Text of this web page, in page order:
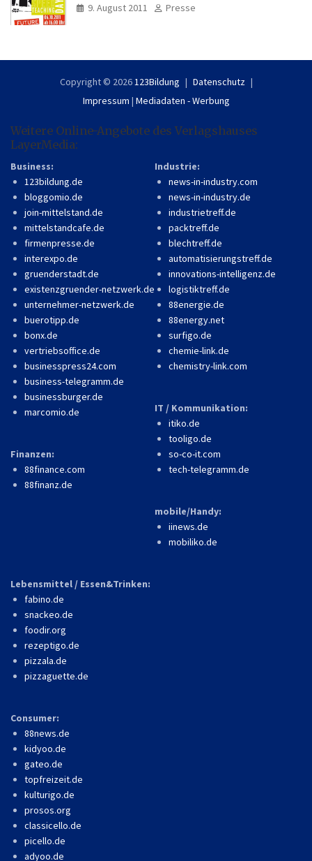
9. August 2011 Presse
Copyright © 2026123Bildung
Datenschutz
Impressum | Mediadaten - Werbung
Weitere Online-Angebote des Verlagshauses
LayerMedia:
Business:
123bildung.de
bloggomio.de
join-mittelstand.de
mittelstandcafe.de
firmenpresse.de
interexpo.de
gruenderstadt.de
existenzgruender-netzwerk.de
unternehmer-netzwerk.de
buerotipp.de
bonx.de
vertriebsoffice.de
businesspress24.com
business-telegramm.de
businessburger.de
marcomio.de
Finanzen:
88finance.com
88finanz.de
Industrie:
news-in-industry.com
news-in-industry.de
industrietreff.de
packtreff.de
blechtreff.de
automatisierungstreff.de
innovations-intelligenz.de
logistiktreff.de
88energie.de
88energy.net
surfigo.de
chemie-link.de
chemistry-link.com
IT / Kommunikation:
itiko.de
tooligo.de
so-co-it.com
tech-telegramm.de
mobile/Handy:
iinews.de
mobiliko.de
Lebensmittel / Essen&Trinken:
fabino.de
snackeo.de
foodir.org
rezeptigo.de
pizzala.de
pizzaguette.de
Consumer:
88news.de
kidyoo.de
gateo.de
topfreizeit.de
kulturigo.de
prosos.org
classicello.de
picello.de
adyoo.de